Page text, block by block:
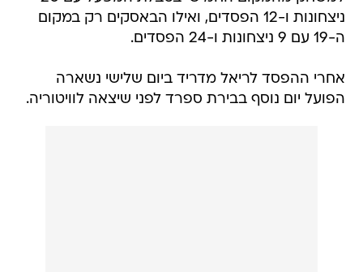
ניצחונות ו-12 הפסדים, ואילו הבאסקים רק במקום
ה-19 עם 9 ניצחונות ו-24 הפסדים.
אחרי ההפסד לריאל מדריד ביום שלישי נשארה
הפועל יום נוסף בבירת ספרד לפני שיצאה לוויטוריה.